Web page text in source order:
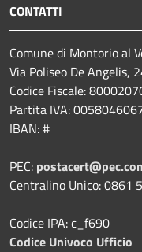
CONTATTI
Comune di Montorio al
Via Poliseo De Angelis,
Codice Fiscale:
Partita IVA:
IBAN: #
PEC:
Centralino Unico: 0861
Codice IPA: c_f690
Codice Univoco Ufficio